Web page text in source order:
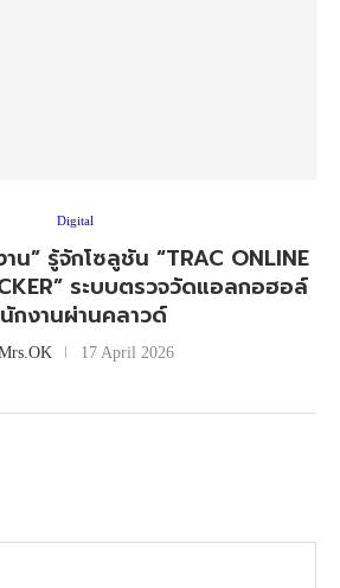
Digital
น” รู้จักโซลูชัน “TRAC ONLINE
ระบบตรวจวัดแอลกอฮอล์
กงานผ่านคลาวด์
17 April 2026